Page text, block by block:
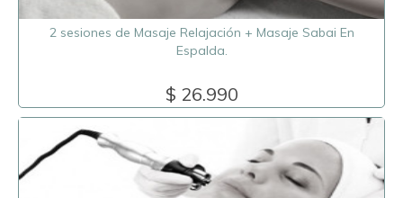
2 sesiones de Masaje Relajación + Masaje Sabai En
Espalda.
$ 26.990